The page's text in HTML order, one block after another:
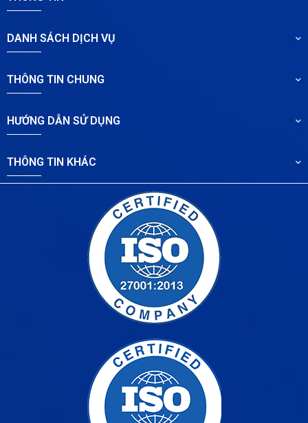
DANH SÁCH DỊCH VỤ
THÔNG TIN CHUNG
HƯỚNG DẪN SỬ DỤNG
THÔNG TIN KHÁC